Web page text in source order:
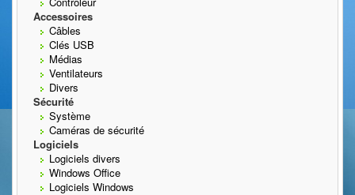
Accessoires
Câbles
Clés USB
Médias
Ventilateurs
Divers
Sécurité
Système
Caméras de sécurité
Logiciels
Logiciels divers
Windows Office
Logiciels Windows